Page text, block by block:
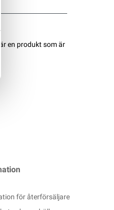
en produkt som är
för återförsäljare